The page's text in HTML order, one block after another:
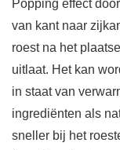
Popping effect
van kant naar
roest na het
uitlaat. Het kan
in staat van
ingrediënten als
sneller bij het